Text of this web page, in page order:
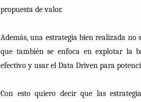
propuesta de valor.
Además, una estrategia bien realizada
que también se enfoca en explotar la
efectivo y usar el Data Driven para
Con esto quiero decir que las